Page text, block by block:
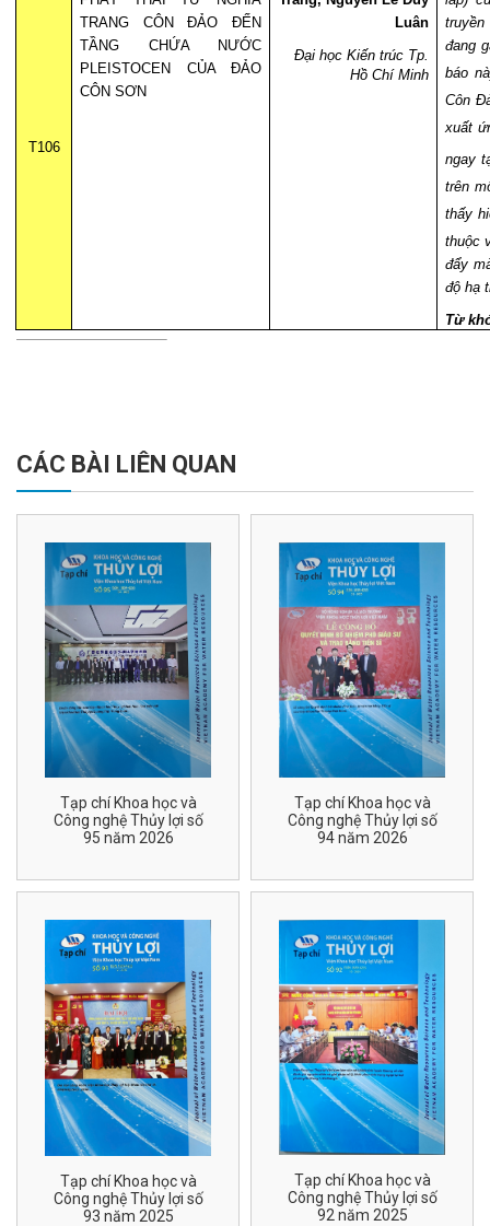
T106
TRANG CÔN ĐẢO ĐẾN
TẦNG CHỨA NƯỚC
PLEISTOCEN CỦA ĐẢO
CÔN SƠN
Luân
Đại học Kiến trúc Tp.
Hồ Chí Minh
đang
báo
Côn
xuất
ngay
trên
thấy
thuộc
đẩy
độ hạ
Từ
CÁC BÀI LIÊN QUAN
Tạp chí Khoa học và
Công nghệ Thủy lợi số
95 năm 2026
Tạp chí Khoa học và
Công nghệ Thủy lợi số
94 năm 2026
Tạp chí Khoa học và
Công nghệ Thủy lợi số
93 năm 2025
Tạp chí Khoa học và
Công nghệ Thủy lợi số
92 năm 2025